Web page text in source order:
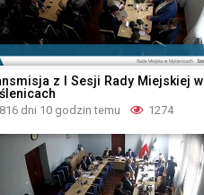
z I Sesji Rady Miejskiej w
816 dni 10 godzin temu 1274